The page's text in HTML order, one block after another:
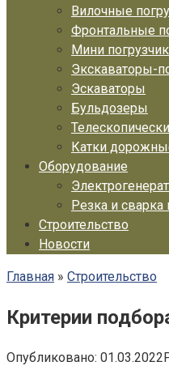
Вилочные
Фронтальные
Мини
Экскаваторы-
Эскаваторы
Бульдозеры
Катки
Оборудование
Резка и сварка
Строительство
Новости
Главная » Строительство
Критерии
Опубликовано: 01.03.2022